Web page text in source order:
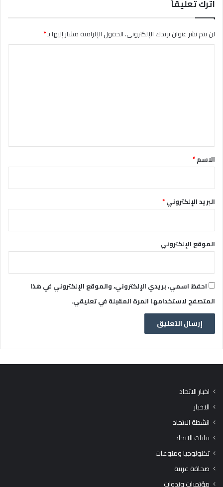
اترك تعليقاً
لن يتم نشر عنوان بريدك الإلكتروني.الحقول الإلزامية مشار إليها بـ*
*الاسم*
البريد الإلكتروني*
الموقع الإلكتروني
احفظ اسمي، بريدي الإلكتروني، والموقع الإلكتروني في هذا
المتصفح لاستخدامها المرة المقبلة في تعليقي.
اخبار الاتحاد
الاخبار
انشطة الاتحاد
بيانات الاتحاد
تكنولوجيا ومنوعات
صحافة عربية
مؤتمرات وندوات